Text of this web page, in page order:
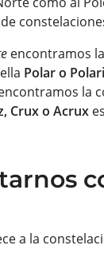
encontramos
Polar o
la
Crux o Acrux
a la